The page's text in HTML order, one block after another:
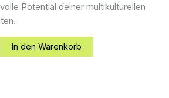
Potential deiner multikulturellen
In den Warenkorb